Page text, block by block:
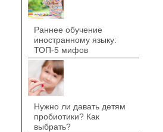
Раннее обучение
иностранному языку:
ТОП-5 мифов
Нужно ли давать детям
пробиотики? Как
выбрать?